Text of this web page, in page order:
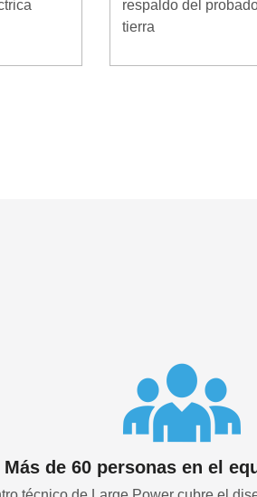
respaldo del
tierra
Más de 60 personas en el